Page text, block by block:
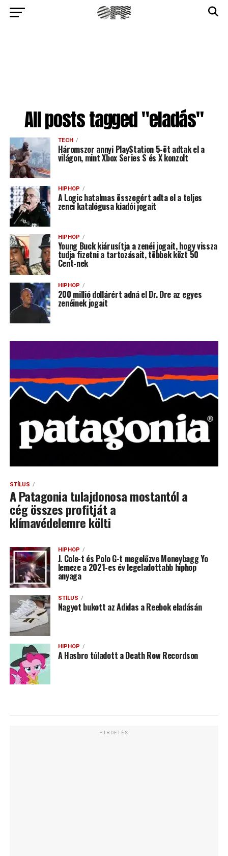
All posts tagged "eladás"
TECH
Háromszor annyi PlayStation 5-öt adtak el a
világon, mint Xbox Series S és X konzolt
HIPHOP
A Logic hatalmas összegért adta el a teljes
zenei katalógusa kiadói jogait
HIPHOP
Young Buck kiárusítja a zenéi jogait, hogy vissza
tudja fizetni a tartozásait, többek közt 50
Cent-nek
HIPHOP
200 millió dollárért adná el Dr. Dre az egyes
zenéinek jogait
STÍLUS
A Patagonia tulajdonosa mostantól a
cég összes profitját a
klímavédelemre költi
HIPHOP
J. Cole-t és Polo G-t megelőzve Moneybagg Yo
lemeze a 2021-es év legeladottabb hiphop
anyaga
STÍLUS
Nagyot bukott az Adidas a Reebok eladásán
HIPHOP
A Hasbro túladott a Death Row Recordson
HIRDETÉS